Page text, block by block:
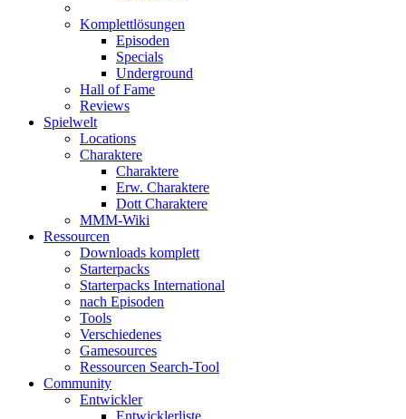
Komplettlösungen
Episoden
Specials
Underground
Hall of Fame
Reviews
Spielwelt
Locations
Charaktere
Charaktere
Erw. Charaktere
Dott Charaktere
MMM-Wiki
Ressourcen
Downloads komplett
Starterpacks
Starterpacks International
nach Episoden
Tools
Verschiedenes
Gamesources
Ressourcen Search-Tool
Community
Entwickler
Entwicklerliste